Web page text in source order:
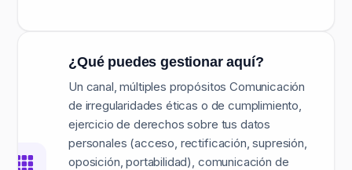
¿Qué puedes gestionar aquí?
Un canal, múltiples propósitos Comunicación
de irregularidades éticas o de cumplimiento,
ejercicio de derechos sobre tus datos
personales (acceso, rectificación, supresión,
oposición, portabilidad), comunicación de